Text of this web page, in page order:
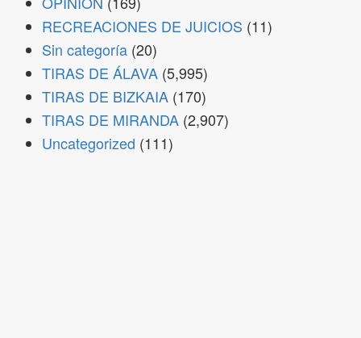
RECREACIONES DE JUICIOS (11)
Sin categoría (20)
TIRAS DE ÁLAVA (5,995)
TIRAS DE BIZKAIA (170)
TIRAS DE MIRANDA (2,907)
Uncategorized (111)